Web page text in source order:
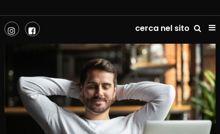
Life is better after divorce –
LIBAD
cerca nel sito